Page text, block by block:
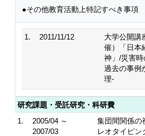
●その他教育活動上特記すべき事項
1. 2011/11/12
大学公開講
催）「日本
神」/災害時
過去の事例
理‐
研究課題・受託研究・科研費
1.
2005/04 ～
2007/03
集団間関係の
レオタイピン